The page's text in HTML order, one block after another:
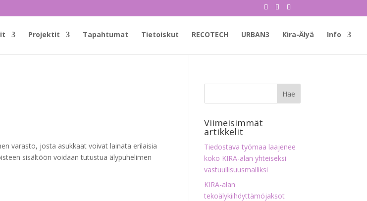
Projektit Tapahtumat Tietoiskut RECOTECH URBAN3 Kira-Älyä Info
varasto, josta asukkaat voivat lainata erilaisia
sisältöön voidaan tutustua älypuhelimen
Viimeisimmät
artikkelit
Tiedostava työmaa laajenee
koko KIRA-alan yhteiseksi
vastuullisuusmalliksi
KIRA-alan
tekoälykiihdyttämöjaksot